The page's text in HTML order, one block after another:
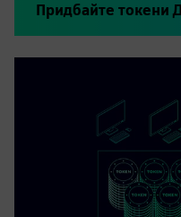
Придбайте токени